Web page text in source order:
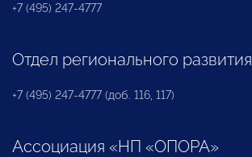
+7 (495) 247-4777
Отдел регионального развития
+7 (495) 247-4777 (доб. 116, 117)
Ассоциация «НП «ОПОРА»